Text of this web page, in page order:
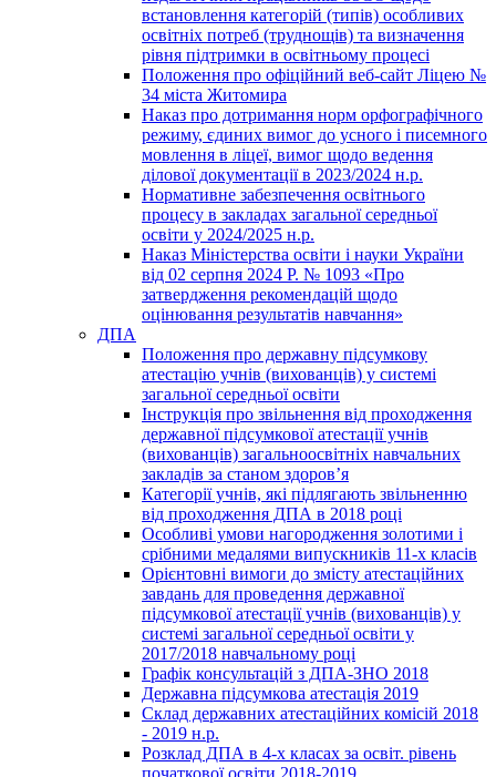
встановлення категорій (типів) особливих
освітніх потреб (труднощів) та визначення
рівня підтримки в освітньому процесі
Положення про офіційний веб-сайт Ліцею №
34 міста Житомира
Наказ про дотримання норм орфографічного
режиму, єдиних вимог до усного і писемного
мовлення в ліцеї, вимог щодо ведення
ділової документації в 2023/2024 н.р.
Нормативне забезпечення освітнього
процесу в закладах загальної середньої
освіти у 2024/2025 н.р.
Наказ Міністерства освіти і науки України
від 02 серпня 2024 Р. № 1093 «Про
затвердження рекомендацій щодо
оцінювання результатів навчання»
ДПА
Положення про державну підсумкову
атестацію учнів (вихованців) у системі
загальної середньої освіти
Інструкція про звільнення від проходження
державної підсумкової атестації учнів
(вихованців) загальноосвітніх навчальних
закладів за станом здоров’я
Категорії учнів, які підлягають звільненню
від проходження ДПА в 2018 році
Особливі умови нагородження золотими і
срібними медалями випускників 11-х класів
Орієнтовні вимоги до змісту атестаційних
завдань для проведення державної
підсумкової атестації учнів (вихованців) у
системі загальної середньої освіти у
2017/2018 навчальному році
Графік консультацій з ДПА-ЗНО 2018
Державна підсумкова атестація 2019
Склад державних атестаційних комісій 2018
- 2019 н.р.
Розклад ДПА в 4-х класах за освіт. рівень
початкової освіти 2018-2019